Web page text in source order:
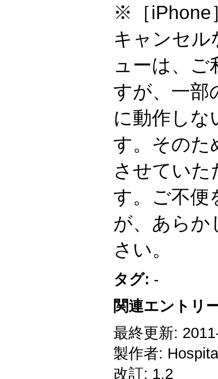
※［iPhone
キャンセル
ューは、ご
すが、一部
に動作しな
す。そのた
させてい
す。ご不便
が、あらか
さい。
タグ: -
関連エントリ
最終更新:
製作者:
改訂: 1.2